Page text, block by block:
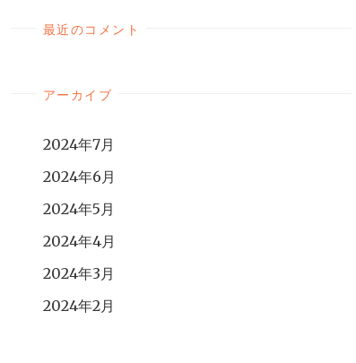
最近のコメント
アーカイブ
2024年7月
2024年6月
2024年5月
2024年4月
2024年3月
2024年2月